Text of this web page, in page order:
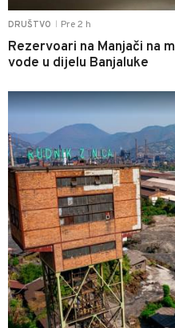
DRUŠTVO Pre 2 h
Rezervoari na Manjači na
vode u dijelu Banjaluke